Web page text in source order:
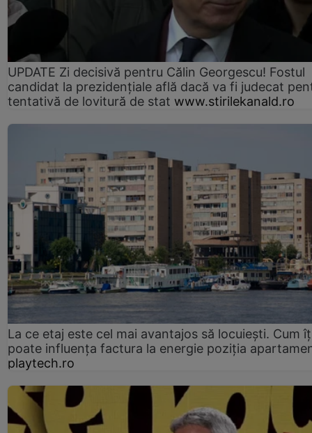
UPDATE Zi decisivă pentru Călin Georgescu! Fostul
candidat la prezidențiale află dacă va fi judecat
tentativă de lovitură de stat www.stirilekanald.ro
La ce etaj este cel mai avantajos să locuiești. Cum
poate influența factura la energie poziția
playtech.ro